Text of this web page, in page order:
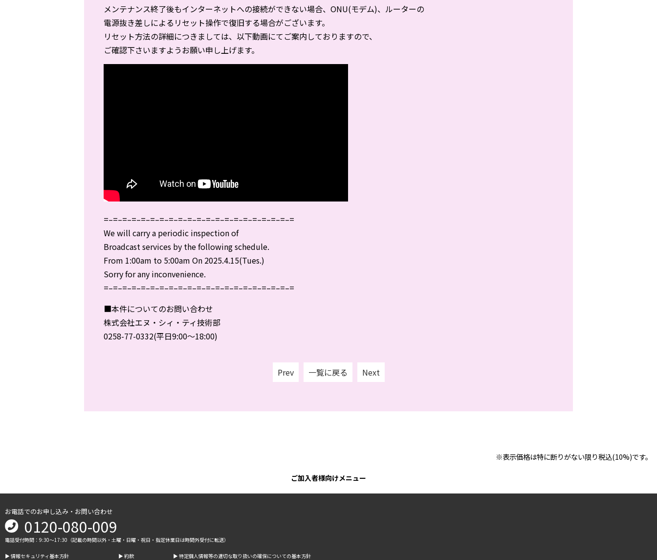
メンテナンス終了後もインターネットへの接続ができない場合、ONU(モデム)、ルーターの
電源抜き差しによるリセット操作で復旧する場合がございます。
リセット方法の詳細につきましては、以下動画にてご案内しておりますので、
ご確認下さいますようお願い申し上げます。
=–=–=–=–=–=–=–=–=–=–=–=–=–=–=–=–=–=–=–=–=
We will carry a periodic inspection of
Broadcast services by the following schedule.
From 1:00am to 5:00am On 2025.4.15(Tues.)
Sorry for any inconvenience.
=–=–=–=–=–=–=–=–=–=–=–=–=–=–=–=–=–=–=–=–=
■本件についてのお問い合わせ
株式会社エヌ・シィ・ティ技術部
0258-77-0332(平日9:00～18:00)
Prev 一覧に戻る Next
※表示価格は特に断りがない限り税込(10%)です。
ご加入者様向けメニュー
お電話でのお申し込み・お問い合わせ
0120-080-009
電話受付時間：9:30～17:30（記載の時間以外・土曜・日曜・祝日・指定休業日は時間外受付に転送）
▶︎ 情報セキュリティ基本方針 ▶︎ 約款 ▶︎ 特定個人情報等の適切な取り扱いの確保についての基本方針